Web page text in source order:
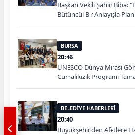
Başkan Vekili Şahin Biba:
Bütüncül Bir Anlayışla
BURSA
20:46
UNESCO Dünya Mirası
Cumalıkızık Programı
BELEDİYE HABERLERİ
20:40
Büyükşehir'den Afetlere